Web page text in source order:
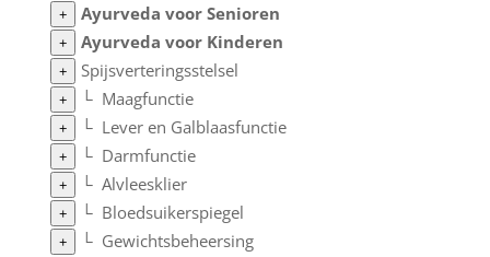
+ Ayurveda voor Senioren
+ Ayurveda voor Kinderen
+ Spijsverteringsstelsel
+ └ Maagfunctie
+ └ Lever en Galblaasfunctie
+ └ Darmfunctie
+ └ Alvleesklier
+ └ Bloedsuikerspiegel
+ └ Gewichtsbeheersing